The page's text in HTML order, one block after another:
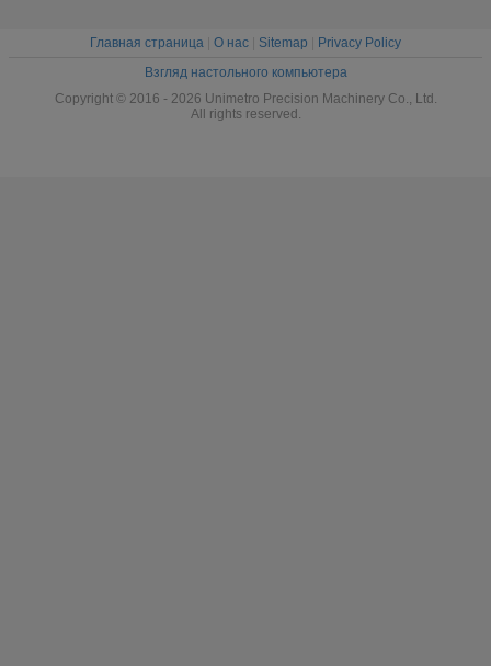
Главная страница О нас Sitemap
Privacy Policy
Взгляд настольного компьютера
Copyright © 2016 - 2026 Unimetro Precision Machinery Co., Ltd.
All rights reserved.